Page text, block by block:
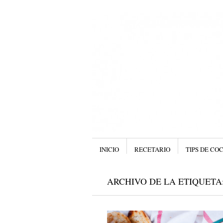
SALTAR AL CONTENIDO.
INICIO RECETARIO TIPS DE
ARCHIVO DE LA